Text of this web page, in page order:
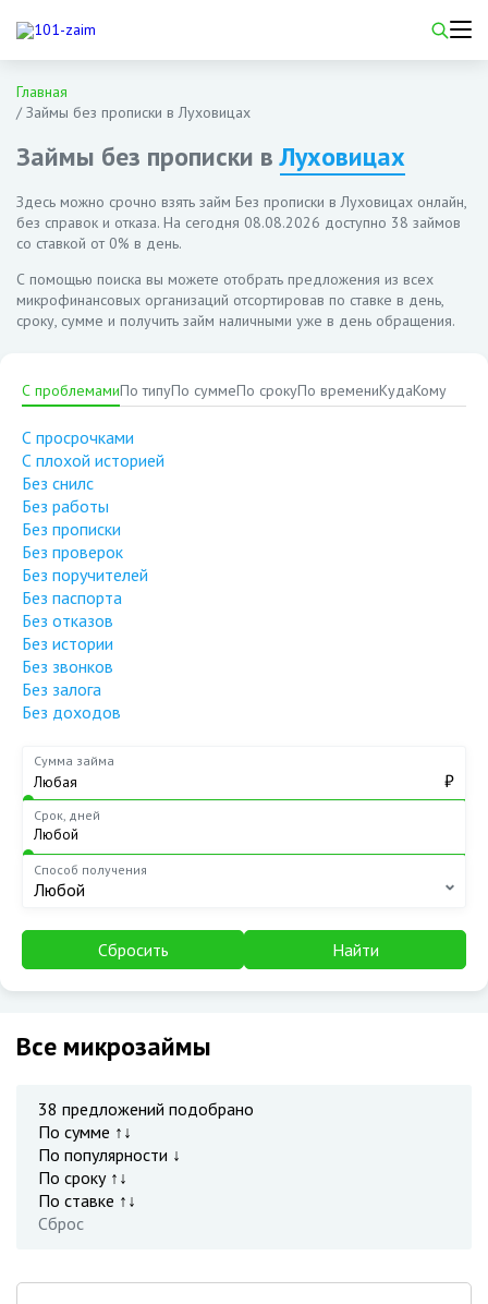
Главная
/Займы без прописки в Луховицах
Займы без прописки вЛуховицах
Здесь можно срочно взять займ Без прописки в Луховицах онлайн,
без справок и отказа. На сегодня 08.08.2026 доступно 38 займов
со ставкой от 0% в день.
С помощью поиска вы можете отобрать предложения из всех
микрофинансовых организаций отсортировав по ставке в день,
сроку, сумме и получить займ наличными уже в день обращения.
С проблемамиПо типуПо суммеПо срокуПо времениКудаКому
С просрочками
С плохой историей
Без снилс
Без работы
Без прописки
Без проверок
Без поручителей
Без паспорта
Без отказов
Без истории
Без звонков
Без залога
Без доходов
Сумма займа
₽
Срок, дней
Способ получения
Любой
Сбросить Найти
Все микрозаймы
38 предложений подобрано
По сумме ↑↓
По популярности ↓
По сроку ↑↓
По ставке ↑↓
Сброс